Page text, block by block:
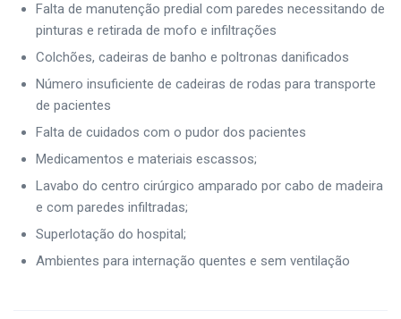
Falta de manutenção predial com paredes necessitando de
pinturas e retirada de mofo e infiltrações
Colchões, cadeiras de banho e poltronas danificados
Número insuficiente de cadeiras de rodas para transporte
de pacientes
Falta de cuidados com o pudor dos pacientes
Medicamentos e materiais escassos;
Lavabo do centro cirúrgico amparado por cabo de madeira
e com paredes infiltradas;
Superlotação do hospital;
Ambientes para internação quentes e sem ventilação